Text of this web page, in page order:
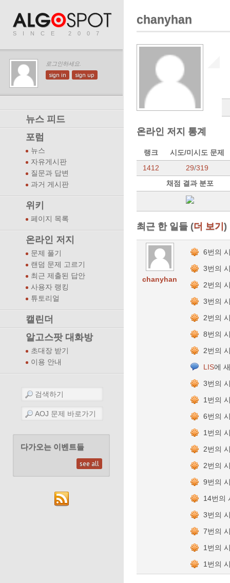
SINCE 2007
로그인하세요.
sign in sign up
뉴스 피드
포럼
뉴스
자유게시판
질문과 답변
과거 게시판
위키
페이지 목록
온라인 저지
문제 풀기
랜덤 문제 고르기
최근 제출된 답안
사용자 랭킹
튜토리얼
캘린더
알고스팟 대화방
초대장 받기
이용 안내
다가오는 이벤트들
see all
chanyhan
온라인 저지 통계
랭크
시도/미시도 문제
1412
29/319
채점 결과 분포
최근 한 일들 (더 보기)
chanyhan
6번의
3번의
2번의
3번의
2번의
8번의
2번의
LIS에
3번의
1번의
6번의
1번의
2번의
2번의
9번의
14번의
3번의
7번의
1번의
1번의